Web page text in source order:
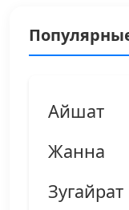
Айшат
Жанна
Зугайрат